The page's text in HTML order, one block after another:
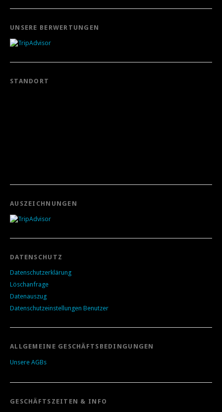
UNSERE BERWERTUNGEN
STANDORT
AUSZEICHNUNGEN
DATENSCHUTZ
Datenschutzerklärung
Löschanfrage
Datenauszug
Datenschutzeinstellungen Benutzer
ALLGEMEINE GESCHÄFTSBEDINGUNGEN
Unsere AGBs
GESCHÄFTSZEITEN & INFO